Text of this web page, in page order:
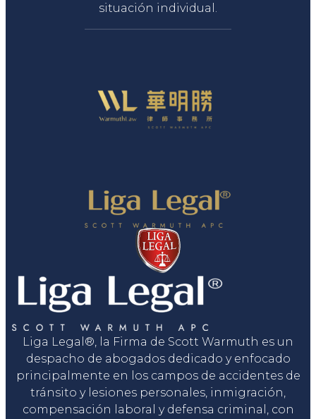
situación individual.
Liga Legal®, la Firma de Scott Warmuth es un
despacho de abogados dedicado y enfocado
principalmente en los campos de accidentes de
tránsito y lesiones personales, inmigración,
compensación laboral y defensa criminal, con